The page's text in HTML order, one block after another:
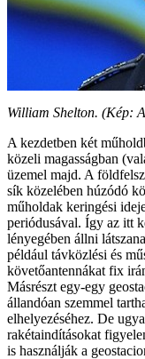
William Shelton. (Kép:
A kezdetben két
közeli magasságban
üzemel majd. A
sík közelében húzódó
műholdak keringési
periódusával. Így az itt
lényegében állni
például távközlési és
követőantennákat fix
Másrészt egy-egy
állandóan szemmel
elhelyezéséhez. De
rakétaindításokat
is használják a